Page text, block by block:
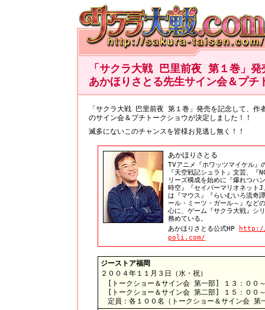
「サクラ大戦 巴里前夜 第１巻」発
あかほりさとる先生サイン会＆プチ
「サクラ大戦 巴里前夜 第１巻」発売を記念して、作
のサイン会＆プチトークショウが決定しました！！
滅多にないこのチャンスを皆様お見逃し無く！！
あかほりさとる
TVアニメ『ホワッツマイケル』
『天空戦記シュラト』文芸、『
リーズ構成を始めに『爆れつハ
時空』『セイバーマリオネット
は『マウス』『らいむいろ流奇
ール・ミーツ・ガール～』など
心に、ゲーム『サクラ大戦』シ
務めている。
あかほりさとる公式HP
poli.com/
ジーストア福岡
２００４年１１月３日（水・祝）
[トークショー＆サイン会 第一部] １３：００
[トークショー＆サイン会 第二部] １５：００
定員：各１００名（トークショー＆サイン会 第